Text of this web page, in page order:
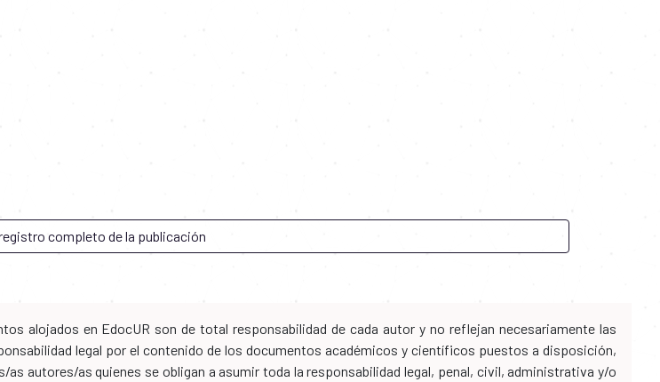
completo de la publicación
alojados en EdocUR son de total responsabilidad de cada autor y no reflejan necesariamente las
legal por el contenido de los documentos académicos y científicos puestos a disposición,
autores/as quienes se obligan a asumir toda la responsabilidad legal, penal, civil, administrativa y/o